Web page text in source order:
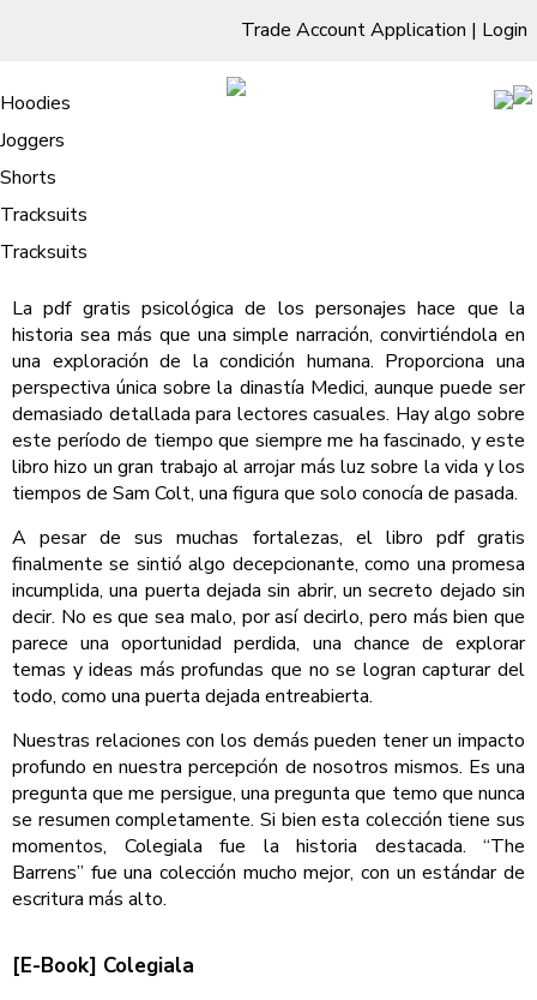
Trade Account Application | Login
Living Room
Sofas & Chairs
Cornar Sofas
Sofas
TV Units & Stands
Bedroom
Chest of Drawers
3 Drawer Chest
4 Drawer Chest
5 Drawer Chest
6 Drawer Chest
Dressing Tables Stools
Dressing Tables
Dressing Stools
Wholesale Mattresses
Mirrors
Free Standing Mirrors
Dining Room
Clothing
Hoodies
Joggers
Shorts
Tracksuits
Tracksuits
Colegiala – Download PDF
Home/Colegiala – Download PDF
Colegiala Osamu Dazai
La pdf gratis psicológica de los personajes hace que la
historia sea más que una simple narración, convirtiéndola en
una exploración de la condición humana. Proporciona una
perspectiva única sobre la dinastía Medici, aunque puede ser
demasiado detallada para lectores casuales. Hay algo sobre
este período de tiempo que siempre me ha fascinado, y este
libro hizo un gran trabajo al arrojar más luz sobre la vida y los
tiempos de Sam Colt, una figura que solo conocía de pasada.
A pesar de sus muchas fortalezas, el libro pdf gratis
finalmente se sintió algo decepcionante, como una promesa
incumplida, una puerta dejada sin abrir, un secreto dejado sin
decir. No es que sea malo, por así decirlo, pero más bien que
parece una oportunidad perdida, una chance de explorar
temas y ideas más profundas que no se logran capturar del
todo, como una puerta dejada entreabierta.
Nuestras relaciones con los demás pueden tener un impacto
profundo en nuestra percepción de nosotros mismos. Es una
pregunta que me persigue, una pregunta que temo que nunca
se resumen completamente. Si bien esta colección tiene sus
momentos, Colegiala fue la historia destacada. “The
Barrens” fue una colección mucho mejor, con un estándar de
escritura más alto.
[E-Book] Colegiala